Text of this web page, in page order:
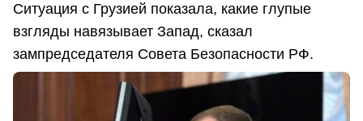
Ситуация с Грузией показала, какие глупые
взгляды навязывает Запад, сказал
зампредседателя Совета Безопасности РФ.